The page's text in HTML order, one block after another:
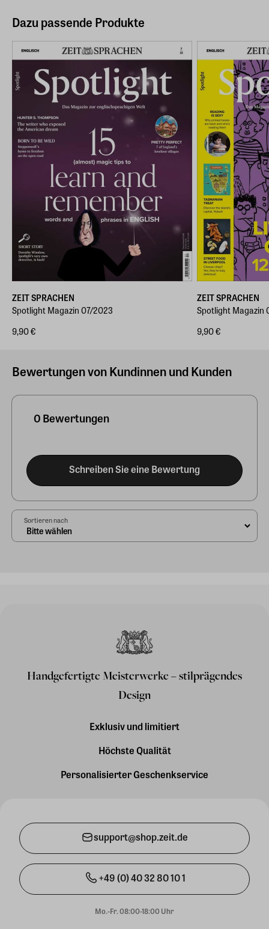
Dazu passende Produkte
ZEIT SPRACHEN
Spotlight Magazin 07/2023
9,90 €
ZEIT SPRACHEN
Spotlight Magazin
9,90 €
Bewertungen von Kundinnen und Kunden
0 Bewertungen
Schreiben Sie eine Bewertung
Sortieren nach
Handgefertigte Meisterwerke – stilprägendes
Design
Exklusiv und limitiert
Höchste Qualität
Personalisierter Geschenkservice
support@shop.zeit.de
+49 (0) 40 32 80 10 1
Mo.-Fr. 08:00-18:00 Uhr